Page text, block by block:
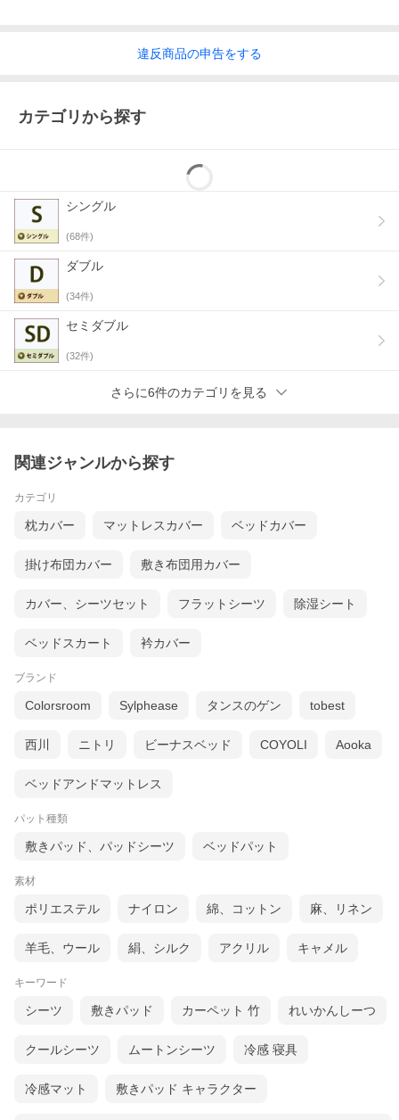
違反商品の申告をする
カテゴリから探す
シングル
(68件)
ダブル
(34件)
セミダブル
(32件)
さらに6件のカテゴリを見る
関連ジャンルから探す
カテゴリ
枕カバー マットレスカバー ベッドカバー
掛け布団カバー 敷き布団用カバー
カバー、シーツセット フラットシーツ 除湿シート
ベッドスカート 衿カバー
ブランド
Colorsroom Sylphease タンスのゲン tobest
西川 ニトリ ビーナスベッド COYOLI Aooka
ベッドアンドマットレス
パット種類
敷きパッド、パッドシーツ ベッドパット
素材
ポリエステル ナイロン 綿、コットン 麻、リネン
羊毛、ウール 絹、シルク アクリル キャメル
キーワード
シーツ 敷きパッド カーペット 竹 れいかんしーつ
クールシーツ ムートンシーツ 冷感 寝具
冷感マット 敷きパッド キャラクター